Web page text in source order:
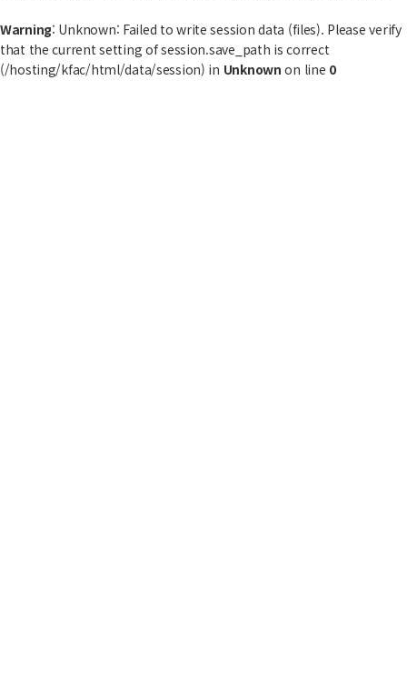
Warning: Unknown: Failed to write session data (files). Please verify
that the current setting of session.save_path is correct
(/hosting/kfac/html/data/session) in Unknown on line 0